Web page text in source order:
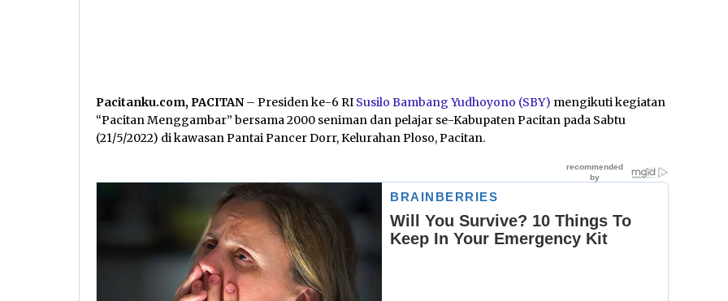
Pacitanku.com, PACITAN – Presiden ke-6 RI Susilo Bambang Yudhoyono (SBY) mengikuti kegiatan
“Pacitan Menggambar” bersama 2000 seniman dan pelajar se-Kabupaten Pacitan pada Sabtu
(21/5/2022) di kawasan Pantai Pancer Dorr, Kelurahan Ploso, Pacitan.